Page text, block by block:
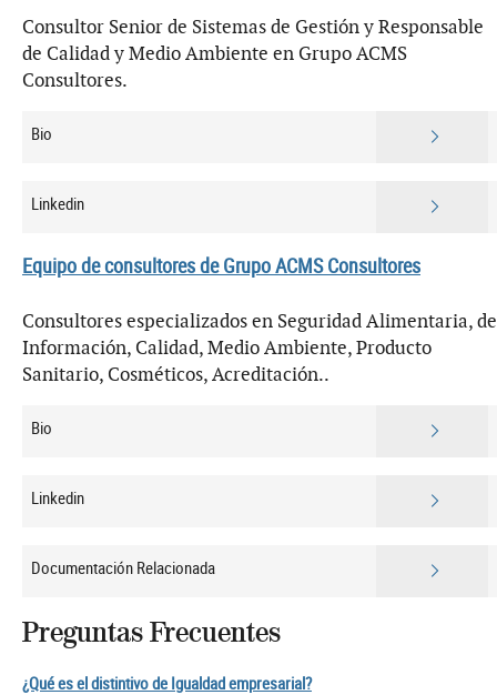
Consultor Senior de Sistemas de Gestión y Responsable
de Calidad y Medio Ambiente en Grupo ACMS
Consultores.
Bio
Linkedin
Equipo de consultores de Grupo ACMS Consultores
Consultores especializados en Seguridad Alimentaria, de
Información, Calidad, Medio Ambiente, Producto
Sanitario, Cosméticos, Acreditación..
Bio
Linkedin
Documentación Relacionada
Preguntas Frecuentes
¿Qué es el distintivo de Igualdad empresarial?